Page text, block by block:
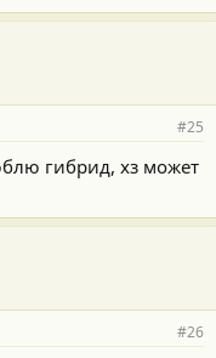
#25
гибрид, хз может
#26